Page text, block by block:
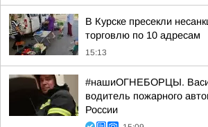
В Курске пресекли
торговлю по 10 адресам
15:13
#нашиОГНЕБОРЦЫ.
водитель пожарного
России